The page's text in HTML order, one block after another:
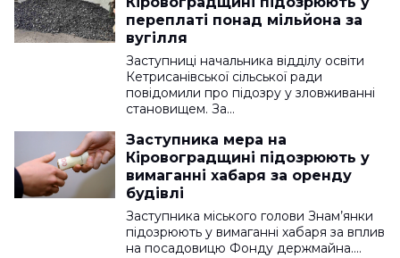
переплаті понад мільйона за
вугілля
Заступниці начальника відділу освіти
Кетрисанівської сільської ради
повідомили про підозру у зловживанні
становищем. За…
Заступника мера на
Кіровоградщині підозрюють у
вимаганні хабаря за оренду
будівлі
Заступника міського голови Знам’янки
підозрюють у вимаганні хабаря за вплив
на посадовицю Фонду держмайна.…